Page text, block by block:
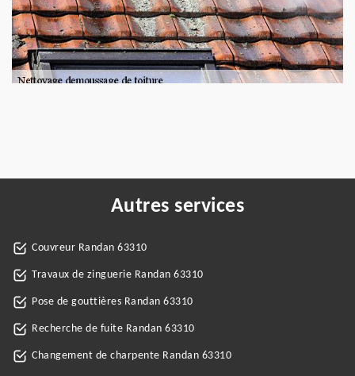
Autres services
Couvreur Randan 63310
Travaux de zinguerie Randan 63310
Pose de gouttières Randan 63310
Recherche de fuite Randan 63310
Changement de charpente Randan 63310